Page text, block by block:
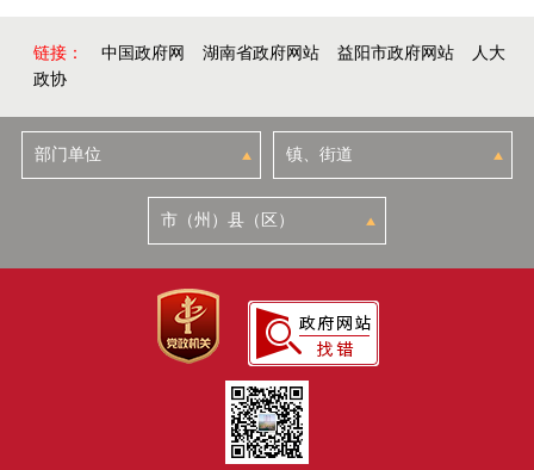
链接： 中国政府网 湖南省政府网站 益阳市政府网站
人大
政协